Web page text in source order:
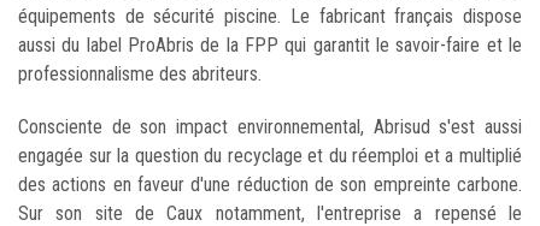
équipements de sécurité piscine. Le fabricant français dispose
aussi du label ProAbris de la FPP qui garantit le savoir-faire et le
professionnalisme des abriteurs.
Consciente de son impact environnemental, Abrisud s'est aussi
engagée sur la question du recyclage et du réemploi et a multiplié
des actions en faveur d'une réduction de son empreinte carbone.
Sur son site de Caux notamment, l'entreprise a repensé le